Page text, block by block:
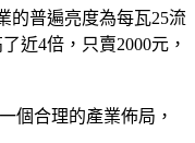
的普遍亮度為每瓦25流
近4倍，只賣2000元，
個合理的產業佈局，